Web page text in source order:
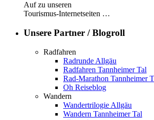
Auf zu unseren
Tourismus-Internetseiten …
Unsere Partner / Blogroll
Radfahren
Radrunde Allgäu
Radfahren Tannheimer Tal
Rad-Marathon Tannheimer
Oh Reiseblog
Wandern
Wandertrilogie Allgäu
Wandern Tannheimer Tal